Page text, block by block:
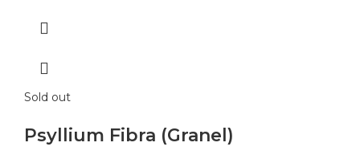
Sold out
Psyllium Fibra (Granel)